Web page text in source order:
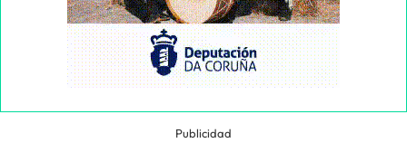
Publicidad